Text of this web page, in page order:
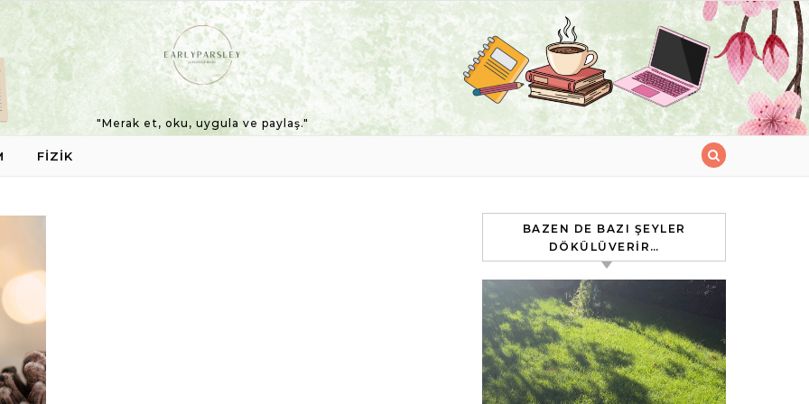
"Merak et, oku, uygula ve paylaş."
FIZIK
BAZEN DE BAZI ŞEYLER
DÖKÜLÜVERIR…